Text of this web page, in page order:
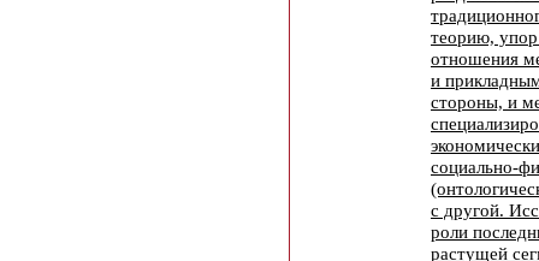
теорию, упор
отношения
и
стороны, и
социально-
с другой.
роли
растущей